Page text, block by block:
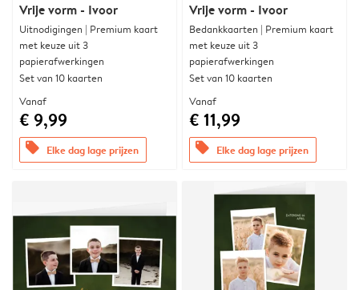
Vrije vorm - Ivoor
Uitnodigingen | Premium kaart
met keuze uit 3
papierafwerkingen
Set van 10 kaarten
Vanaf
€ 9,99
offers Elke dag lage prijzen
Vrije vorm - Ivoor
Bedankkaarten | Premium kaart
met keuze uit 3
papierafwerkingen
Set van 10 kaarten
Vanaf
€ 11,99
offers Elke dag lage prijzen